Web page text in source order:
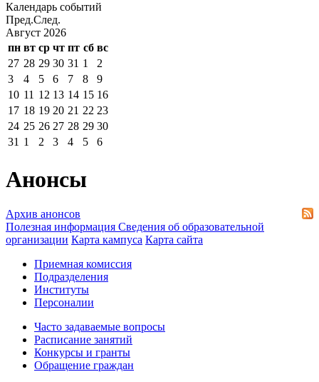
Календарь событий
Пред.След.
Август 2026
пн вт ср чт пт сб вс
27 28 29 30 31 1
2
3
4 5 6 7 8
9
10 11 12 13 14 15 16
17 18 19 20 21 22 23
24 25 26 27 28 29 30
31 1 2 3 4 5 6
Анонсы
Архив анонсов
Полезная информация Сведения об образовательной
организации Карта кампуса Карта сайта
Приемная комиссия
Подразделения
Институты
Персоналии
Часто задаваемые вопросы
Расписание занятий
Конкурсы и гранты
Обращение граждан